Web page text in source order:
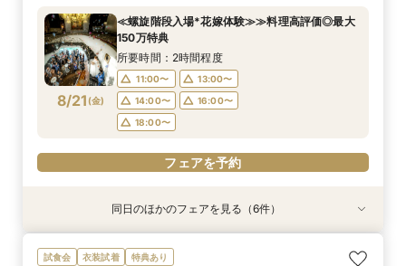
8/20(木)
11:00〜
13:00〜
15:00〜
17:00〜
フェアを予約
8/20(木)
16:00〜
18:00〜
19:00〜
フェアを予約
8/20(木)
11:00〜
14:00〜
16:00〜
18:00〜
フェアを予約
8/20(木)
11:00〜
13:00〜
15:00〜
フェアを予約
8/20(木)
11:00〜
14:00〜
16:00〜
18:00〜
フェアを予約
8/20(木)
11:00〜
14:00〜
16:00〜
18:00〜
フェアを予約
8/21 (金)
≪螺旋階段入場*花嫁体験≫≫料理高評価◎最大
150万特典
所要時間：2時間程度
11:00〜
13:00〜
14:00〜
16:00〜
18:00〜
フェアを予約
≪オンライン相談≫30分～OK！会場/金額/日程
特典あり
≪ドレス試着付≫札幌花嫁に人気の衣装試着*最
≪夜遅い時間からOK≫お仕事＆デート帰り／1時
特典あり
≪1軒目見学がお得≫お祝いギフト付☆ゼロから
特典あり
≪大聖堂挙式×螺旋階段≫2会場見学ツアー*
特典あり
≪迷ったらこのフェア≫螺旋階段×最大150万優
同日のほかのフェアを見る（6件）
試食会 衣装試着 特典あり